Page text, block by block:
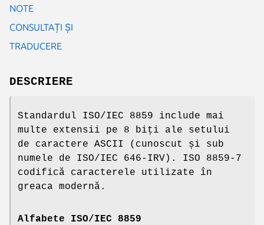
NOTE
CONSULTAȚI ȘI
TRADUCERE
DESCRIERE
Standardul ISO/IEC 8859 include mai
multe extensii pe 8 biți ale setului
de caractere ASCII (cunoscut și sub
numele de ISO/IEC 646-IRV). ISO 8859-7
codifică caracterele utilizate în
greaca modernă.
Alfabete ISO/IEC 8859